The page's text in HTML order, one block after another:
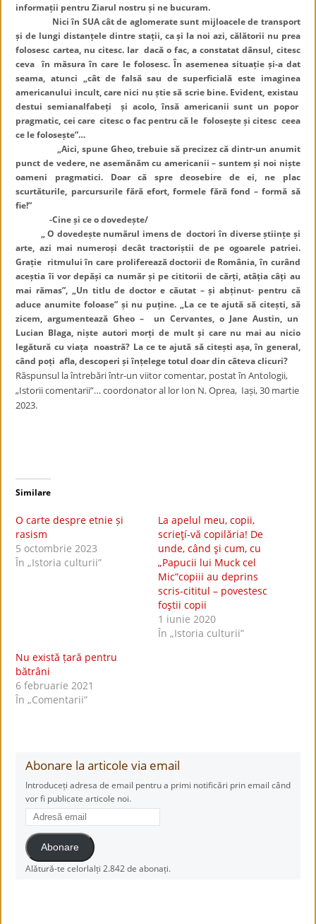
informații pentru Ziarul nostru și ne bucuram.
Nici în SUA cât de aglomerate sunt mijloacele de transport
și de lungi distanțele dintre stații, ca și la noi azi, călătorii nu prea
folosesc cartea, nu citesc. Iar dacă o fac, a constatat dânsul, citesc
ceva în măsura în care le folosesc. În asemenea situație și-a dat
seama, atunci „cât de falsă sau de superficială este imaginea
americanului incult, care nici nu știe să scrie bine. Evident, existau
destui semianalfabeți și acolo, însă americanii sunt un popor
pragmatic, cei care citesc o fac pentru că le folosește și citesc ceea
ce le folosește”…
„Aici, spune Gheo, trebuie să precizez că dintr-un anumit
punct de vedere, ne asemănăm cu americanii – suntem și noi niște
oameni pragmatici. Doar că spre deosebire de ei, ne plac
scurtăturile, parcursurile fără efort, formele fără fond – formă să
fie!”
-Cine și ce o dovedește/
„ O dovedește numărul imens de doctori în diverse științe și
arte, azi mai numeroși decât tractoriștii de pe ogoarele patriei.
Grație ritmului în care proliferează doctorii de România, în curând
aceștia îi vor depăși ca număr și pe cititorii de cărți, atâția câți au
mai rămas”, „Un titlu de doctor e căutat – și abținut- pentru că
aduce anumite foloase” și nu puține. „La ce te ajută să citești, să
zicem, argumentează Gheo – un Cervantes, o Jane Austin, un
Lucian Blaga, niște autori morți de mult și care nu mai au nicio
legătură cu viața noastră? La ce te ajută să citești așa, în general,
când poți afla, descoperi și înțelege totul doar din câteva clicuri?
Răspunsul la întrebări într-un viitor comentar, postat în Antologii,
„Istorii comentarii”… coordonator al lor Ion N. Oprea, Iași, 30 martie
2023.
Similare
O carte despre etnie și
rasism
5 octombrie 2023
În „Istoria culturii”
La apelul meu, copii,
scrieţí-vă copilăria! De
unde, când şi cum, cu
„Papucii lui Muck cel
Mic”copiii au deprins
scris-cititul – povestesc
foştii copii
1 iunie 2020
În „Istoria culturii”
Nu există țară pentru
bătrâni
6 februarie 2021
În „Comentarii”
Abonare la articole via email
Introduceți adresa de email pentru a primi notificări prin email când
vor fi publicate articole noi.
Adresă
email
Abonare
Alătură-te celorlalți 2.842 de abonați.